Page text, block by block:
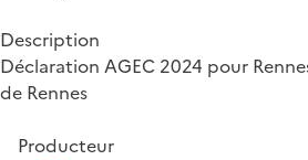
Description
Déclaration AGEC 2024 pour
de Rennes
Producteur